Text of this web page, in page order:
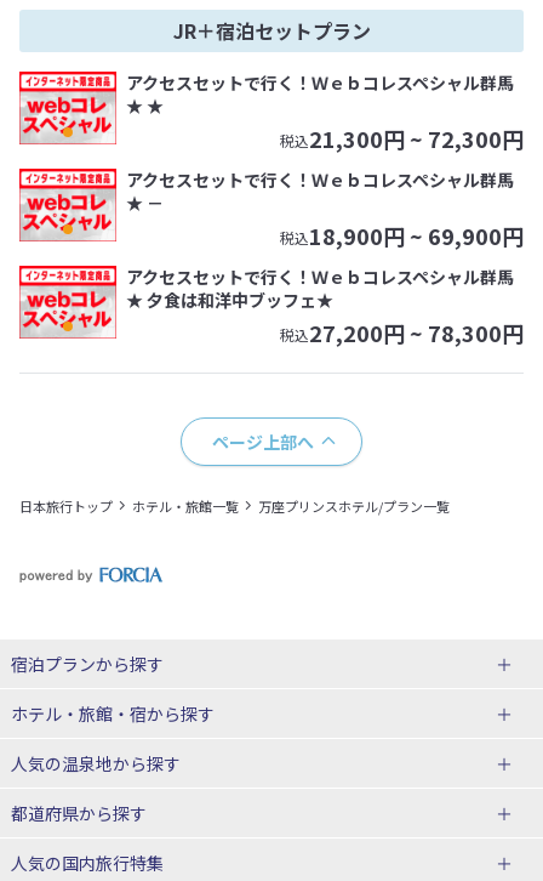
JR＋宿泊セットプラン
アクセスセットで行く！Ｗｅｂコレスペシャル群馬
★ ★
税込21,300円 ~ 72,300円
アクセスセットで行く！Ｗｅｂコレスペシャル群馬
★ －
税込18,900円 ~ 69,900円
アクセスセットで行く！Ｗｅｂコレスペシャル群馬
★ 夕食は和洋中ブッフェ★
税込27,200円 ~ 78,300円
ページ上部へ
日本旅行トップ ホテル・旅館一覧 万座プリンスホテル/プラン一覧
宿泊プランから探す
北海道
東北
青森県
宮城県
ホテル・旅館・宿から探す
北海道ホテル・旅館
青森県ホテル・旅館
人気の温泉地から探す
北海道
湯の川温泉(北海道)
都道府県から探す
人気の国内旅行特集